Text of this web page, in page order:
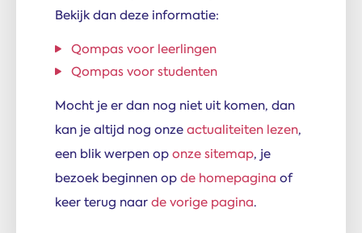
Bekijk dan deze informatie:
Qompas voor leerlingen
Qompas voor studenten
Mocht je er dan nog niet uit komen, dan
kan je altijd nog onze actualiteiten lezen,
een blik werpen op onze sitemap, je
bezoek beginnen op de homepagina of
keer terug naar de vorige pagina.